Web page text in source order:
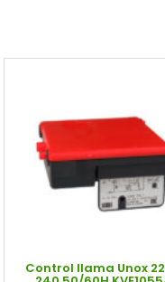
Control llama Unox